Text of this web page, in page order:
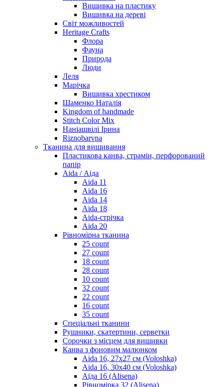
Вишивка на пластику
Вишивка на дереві
Світ можливостей
Heritage Crafts
Флора
Фауна
Природа
Люди
Леля
Марічка
Вишивка хрестиком
Шаменко Наталія
Kingdom of handmade
Stitch Color Mix
Наніашвілі Ірина
Riznobarvna
Тканина для вишивання
Пластикова канва, страмін, перфорований
папір
Aida / Аіда
Aida 11
Aida 16
Aida 14
Aida 18
Aida-стрічка
Aida 20
Рівномірна тканина
25 count
27 count
18 count
28 count
10 count
32 count
22 count
16 count
35 count
Спеціальні тканини
Рушники, скатертини, серветки
Сорочки з місцем для вишивки
Канва з фоновим малюнком
Aida 16, 27х27 см (Voloshka)
Aida 16, 30х40 см (Voloshka)
Аїда 16 (Alisena)
Рівномірка 32 (Alisena)